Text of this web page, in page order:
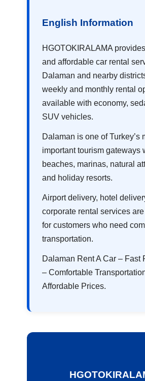
English Information
HGOTOKIRALAMA
and affordable car rental
Dalaman and nearby
weekly and monthly rental
available with economy,
SUV vehicles.
Dalaman is one of Turkey’s
important tourism gateways
beaches, marinas, natural
and holiday resorts.
Airport delivery, hotel
corporate rental services
for customers who need
transportation.
Dalaman Rent A Car – Fast
– Comfortable
Affordable Prices.